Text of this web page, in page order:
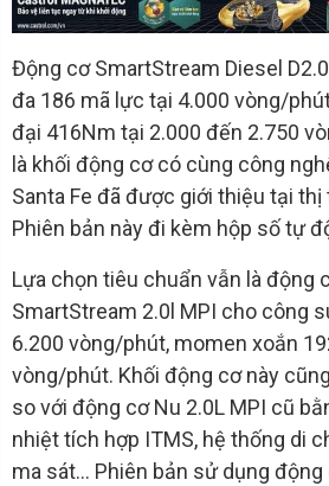
Động cơ SmartStream Diesel
đa 186 mã lực tại 4.000 vòng/
đại 416Nm tại 2.000 đến 2.750
là khối động cơ có cùng công
Santa Fe đã được giới thiệu tại
Phiên bản này đi kèm hộp số tự
Lựa chọn tiêu chuẩn vẫn là động
SmartStream 2.0l MPI cho công
6.200 vòng/phút, momen xoắn
vòng/phút. Khối động cơ này
so với động cơ Nu 2.0L MPI cũ
nhiệt tích hợp ITMS, hệ thống di
ma sát… Phiên bản sử dụng